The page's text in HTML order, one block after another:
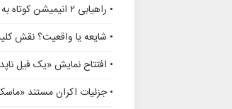
• راهیابی ۲ انیمیشن کوتاه به سی‌امین جشنواره فیلم رود آیلند
• شایعه یا واقعیت؟ نقش
• افتتاح نمایش «یک فیل
• جزئیات اکران مستند